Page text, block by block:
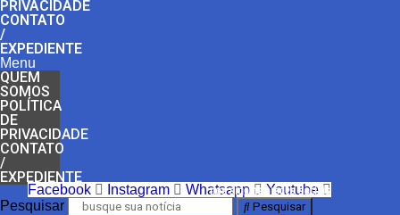
PRIVACIDADE
CONTATO
/
EXPEDIENTE
Menu
QUEM
SOMOS
POLÍTICA
DE
PRIVACIDADE
CONTATO
/
EXPEDIENTE
nos siga nas redes sociais
Facebook Instagram Whatsapp
Youtube
Pesquisar
Pesquisar